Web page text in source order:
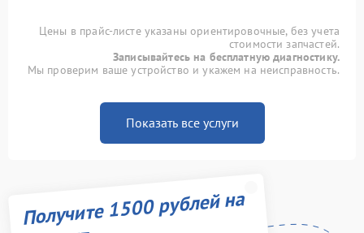
Цены в прайс-листе указаны ориентировочные, без учета
стоимости запчастей.
Записывайтесь на бесплатную диагностику.
Мы проверим ваше устройство и укажем на неисправность.
Показать все услуги
Получите 1500 рублей на